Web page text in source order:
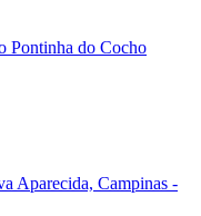
Pontinha do Cocho
Aparecida, Campinas -